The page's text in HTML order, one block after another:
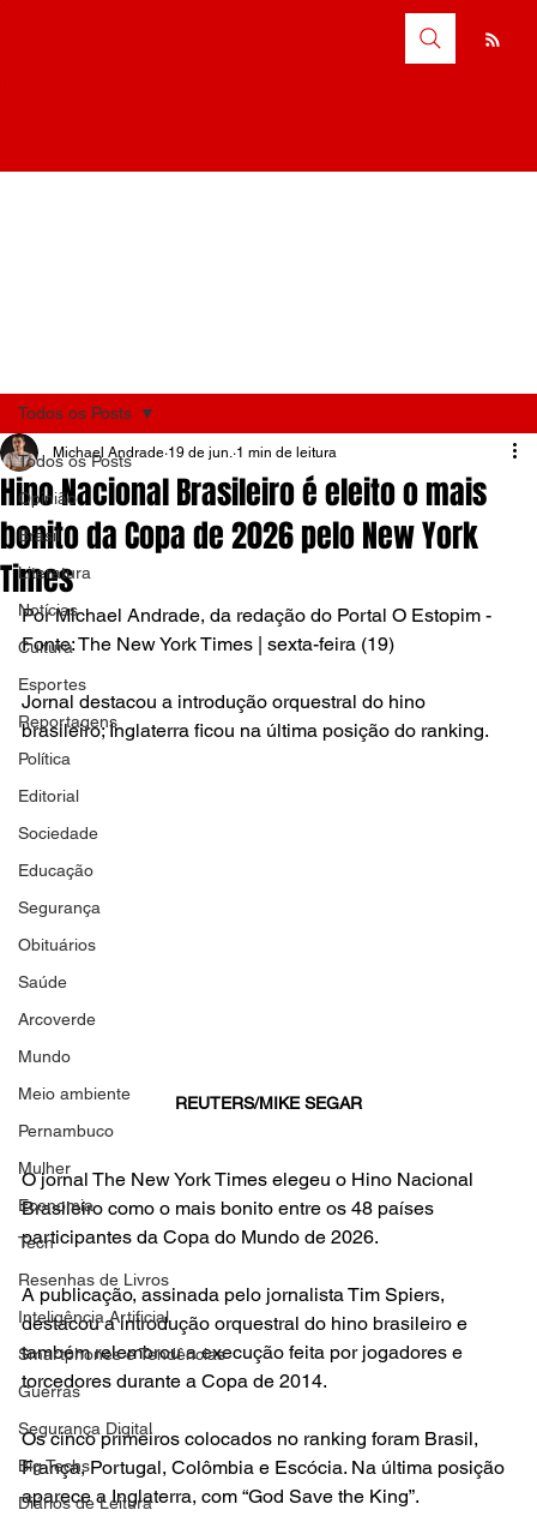
Todos os Posts
Opinião
Brasil
Literatura
Notícias
Cultura
Esportes
Reportagens
Política
Editorial
Sociedade
Educação
Segurança
Obituários
Saúde
Arcoverde
Mundo
Meio ambiente
Pernambuco
Mulher
Economia
Tech
Resenhas de Livros
Inteligência Artificial
Smartphones e Tendências
Guerras
Segurança Digital
Big Techs
Diários de Leitura
Todos os Posts
Hino Nacional Brasileiro é eleito o mais
bonito da Copa de 2026 pelo New York
Times
Michael Andrade 19 de jun. 1 min de leitura
Por Michael Andrade, da redação do Portal O Estopim -
Fonte: The New York Times | sexta-feira (19)
Jornal destacou a introdução orquestral do hino
brasileiro; Inglaterra ficou na última posição do ranking.
REUTERS/MIKE SEGAR
O jornal The New York Times elegeu o Hino Nacional
Brasileiro como o mais bonito entre os 48 países
participantes da Copa do Mundo de 2026.
A publicação, assinada pelo jornalista Tim Spiers,
destacou a introdução orquestral do hino brasileiro e
também relembrou a execução feita por jogadores e
torcedores durante a Copa de 2014.
Os cinco primeiros colocados no ranking foram Brasil,
França, Portugal, Colômbia e Escócia. Na última posição
aparece a Inglaterra, com “God Save the King”.